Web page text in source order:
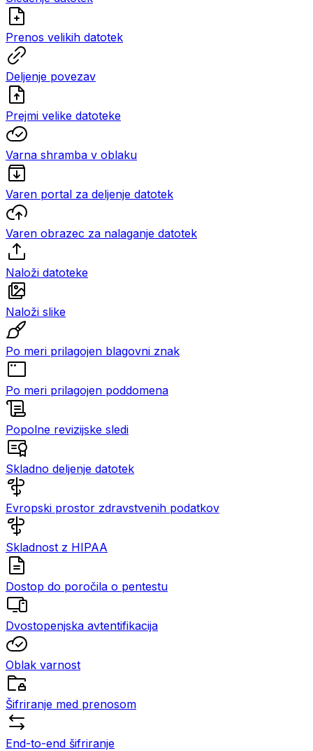
Prenos velikih datotek
Deljenje povezav
Prejmi velike datoteke
Varna shramba v oblaku
Varen portal za deljenje datotek
Varen obrazec za nalaganje datotek
Naloži datoteke
Naloži slike
Po meri prilagojen blagovni znak
Po meri prilagojen poddomena
Popolne revizijske sledi
Skladno deljenje datotek
Evropski prostor zdravstvenih podatkov
Skladnost z HIPAA
Dostop do poročila o pentestu
Dvostopenjska avtentifikacija
Oblak varnost
Šifriranje med prenosom
End-to-end šifriranje